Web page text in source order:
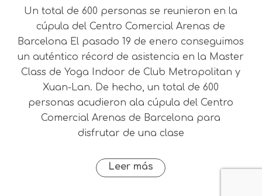
Un total de 600 personas se reunieron en la
cúpula del Centro Comercial Arenas de
Barcelona El pasado 19 de enero conseguimos
un auténtico récord de asistencia en la Master
Class de Yoga Indoor de Club Metropolitan y
Xuan-Lan. De hecho, un total de 600
personas acudieron ala cúpula del Centro
Comercial Arenas de Barcelona para
disfrutar de una clase
Leer más